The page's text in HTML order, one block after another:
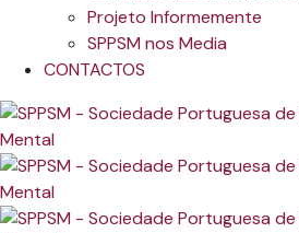
Projeto Informemente
SPPSM nos Media
CONTACTOS